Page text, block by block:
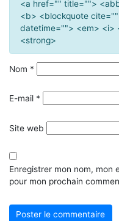
<a href="" title="">
<b> <blockquote
datetime=""> <em> <i>
<strong>
Nom *
E-mail *
Site web
Enregistrer mon nom, mon
pour mon prochain